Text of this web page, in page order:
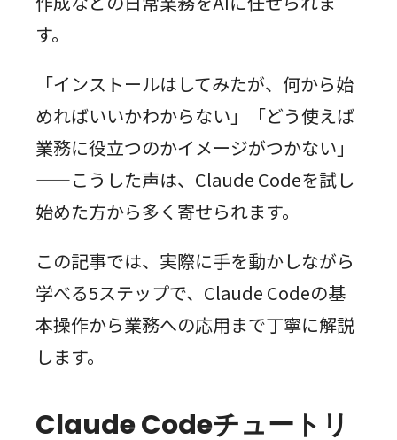
す。
「インストールはしてみたが、何から始
めればいいかわからない」「どう使えば
業務に役立つのかイメージがつかない」
——こうした声は、Claude Codeを試し
始めた方から多く寄せられます。
この記事では、実際に手を動かしながら
学べる5ステップで、Claude Codeの基
本操作から業務への応用まで丁寧に解説
します。
Claude Codeチュートリ